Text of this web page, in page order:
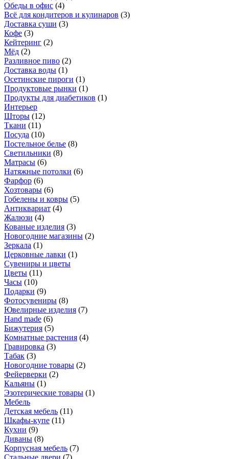
Обеды в офис (4)
Всё для кондитеров и кулинаров (3)
Доставка суши (3)
Кофе (3)
Кейтеринг (2)
Мёд (2)
Разливное пиво (2)
Доставка воды (1)
Осетинские пироги (1)
Продуктовые рынки (1)
Продукты для диабетиков (1)
Интерьер
Шторы (12)
Ткани (11)
Посуда (10)
Постельное белье (8)
Светильники (8)
Матрасы (6)
Натяжные потолки (6)
Фарфор (6)
Хозтовары (6)
Гобелены и ковры (5)
Антиквариат (4)
Жалюзи (4)
Кованые изделия (3)
Новогодние магазины (2)
Зеркала (1)
Церковные лавки (1)
Сувениры и цветы
Цветы (11)
Часы (10)
Подарки (9)
Фотосувениры (8)
Ювелирные изделия (7)
Hand made (6)
Бижутерия (5)
Комнатные растения (4)
Гравировка (3)
Табак (3)
Новогодние товары (2)
Фейерверки (2)
Кальяны (1)
Эзотерические товары (1)
Мебель
Детская мебель (11)
Шкафы-купе (11)
Кухни (9)
Диваны (8)
Корпусная мебель (7)